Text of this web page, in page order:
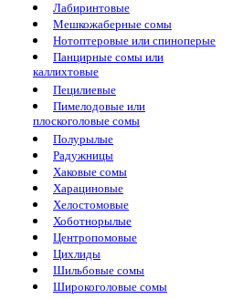
Лабиринтовые
Мешкожаберные сомы
Нотоптеровые или спиноперые
Панцирные сомы или
каллихтовые
Пецилиевые
Пимелодовые или
плоскоголовые сомы
Полурылые
Радужницы
Хаковые сомы
Харациновые
Хелостомовые
Хоботнорылые
Центропомовые
Цихлиды
Шильбовые сомы
Широкоголовые сомы